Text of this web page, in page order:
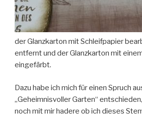
der Glanzkarton mit Schleifpapier
entfernt und der Glanzkarton mit
eingefärbt.
Dazu habe ich mich für einen Spruch
„Geheimnisvoller Garten“
noch mit mir hadere ob ich dieses